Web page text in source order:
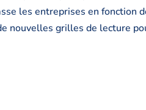
les entreprises en fonction
nouvelles grilles de lecture